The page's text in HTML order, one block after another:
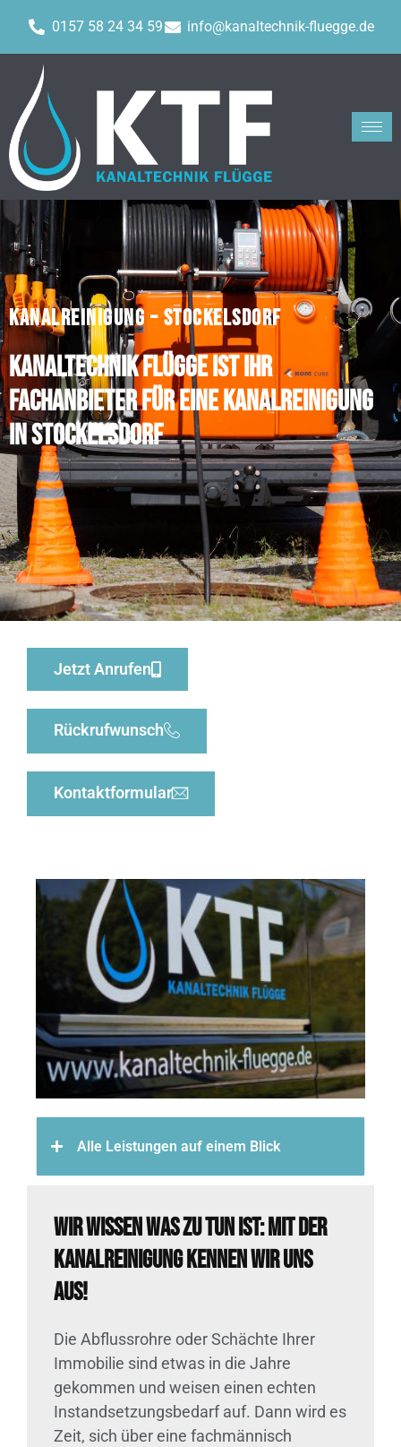
0157 58 24 34 59 info@kanaltechnik-fluegge.de
KANALREINIGUNG – STOCKELSDORF
Kanaltechnik Flügge ist Ihr
Fachanbieter für eine Kanalreinigung
in Stockelsdorf
Jetzt Anrufen
Rückrufwunsch
Kontaktformular
Alle Leistungen auf einem Blick
Wir wissen was zu tun ist: Mit der
Kanalreinigung kennen wir uns
aus!
Die Abflussrohre oder Schächte Ihrer
Immobilie sind etwas in die Jahre
gekommen und weisen einen echten
Instandsetzungsbedarf auf. Dann wird es
Zeit, sich über eine fachmännisch